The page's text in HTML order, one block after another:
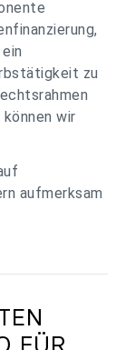
zu
wir
aufmerksam